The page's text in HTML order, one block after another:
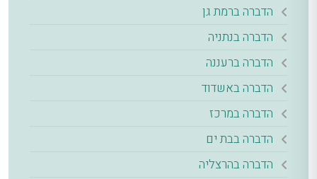
הדברה ברמת גן
הדברה בנתניה
הדברה ברעננה
הדברה באשדוד
הדברה במרכז
הדברה בבת ים
הדברה בהרצליה